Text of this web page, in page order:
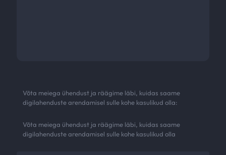
Võta meiega ühendust ja räägime läbi, kuidas saame
digilahenduste arendamisel sulle kohe kasulikud olla:
Võta meiega ühendust ja räägime läbi, kuidas saame
digilahenduste arendamisel sulle kohe kasulikud olla